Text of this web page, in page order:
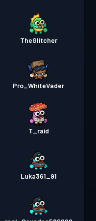
TheGlitcher
Pro_WhiteVader
T_raid
Luka361_91